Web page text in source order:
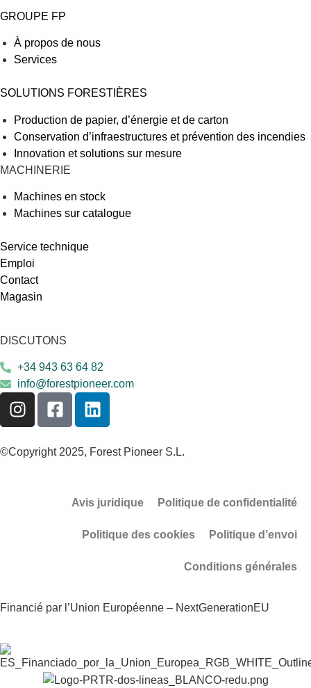
GROUPE FP
À propos de nous
Services
SOLUTIONS FORESTIÈRES
Production de papier, d’énergie et de carton
Conservation d’infraestructures et prévention des incendies
Innovation et solutions sur mesure
MACHINERIE
Machines en stock
Machines sur catalogue
Service technique
Emploi
Contact
Magasin
DISCUTONS
+34 943 63 64 82
info@forestpioneer.com
©Copyright 2025, Forest Pioneer S.L.
Avis juridique Politique de confidentialité
Politique des cookies Politique d’envoi
Conditions générales
Financié par l’Union Européenne – NextGenerationEU